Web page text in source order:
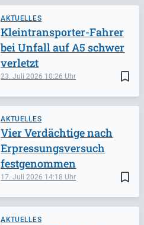
AKTUELLES
bookmark_border
23. Juli 2026 10:26
Kleintransporter-Fahrer
bei Unfall auf A5 schwer
verletzt
AKTUELLES
bookmark_border
17. Juli 2026 14:18
Vier Verdächtige nach
Erpressungsversuch
festgenommen
AKTUELLES